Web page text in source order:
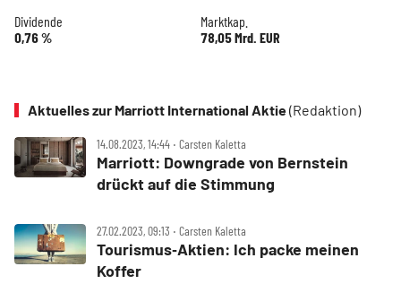
Dividende
0,76 %
Marktkap.
78,05 Mrd. EUR
Aktuelles zur Marriott International Aktie(Redaktion)
14.08.2023, 14:44 ‧ Carsten Kaletta
Marriott: Downgrade von Bernstein
drückt auf die Stimmung
27.02.2023, 09:13 ‧ Carsten Kaletta
Tourismus‑Aktien: Ich packe meinen
Koffer